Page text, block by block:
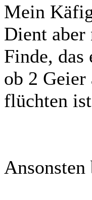
Mein
Dient aber
Finde,
ob 2
flüchten